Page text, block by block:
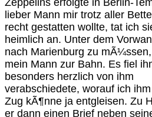
Zeppelins erfolgte in Berlin-
lieber Mann mir trotz aller
recht gestatten wollte, tat ich
heimlich an. Unter dem
nach Marienburg zu
mein Mann zur Bahn. Es fiel
besonders herzlich von ihm
verabschiedete, worauf ich
Zug kÃ¶nne ja entgleisen. Zu
er dann einen Brief neben